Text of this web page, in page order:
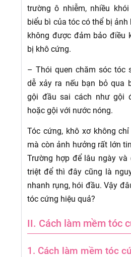
trường ô nhiễm, nhiều
biểu bì của tóc có thể bị ảnh
không được đảm bảo điều
bị khô cứng.
– Thói quen chăm sóc tóc
dễ xảy ra nếu bạn bỏ qua
gội đầu sai cách như gội
hoặc gội với nước nóng.
Tóc cứng, khô xơ không
mà còn ảnh hưởng rất lớn
Trường hợp để lâu ngày
triệt để thì đây cũng là
nhanh rụng, hói đầu. Vậy
tóc cứng hiệu quả?
II. Cách làm mềm tóc
1. Cách làm mềm tóc